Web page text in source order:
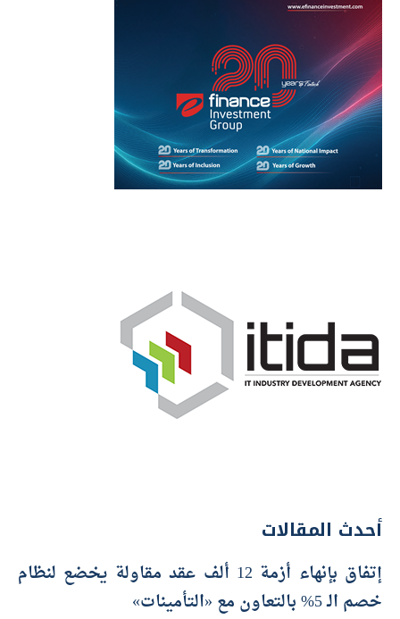
أحدث المقالات
إتفاق بإنهاء أزمة 12 ألف عقد مقاولة يخضع لنظام
خصم الـ 5% بالتعاون مع «التأمينات»